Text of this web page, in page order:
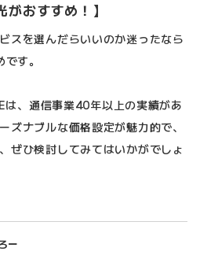
がおすすめ！】
スを選んだらいいのか迷ったなら
す。
、通信事業40年以上の実績があ
ズナブルな価格設定が魅力的で、
ぜひ検討してみてはいかがでしょ
ー